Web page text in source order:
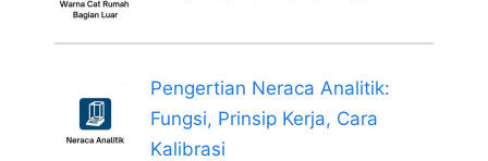
Pengertian Neraca Analitik:
Fungsi, Prinsip Kerja, Cara
Kalibrasi